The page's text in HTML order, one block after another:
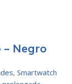
– Negro
, Smartwatch